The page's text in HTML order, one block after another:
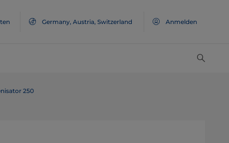
Germany, Austria, Switzerland Anmelden
250